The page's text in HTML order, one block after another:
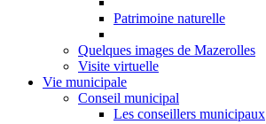
Patrimoine naturelle
Quelques images de Mazerolles
Visite virtuelle
Vie municipale
Conseil municipal
Les conseillers municipaux